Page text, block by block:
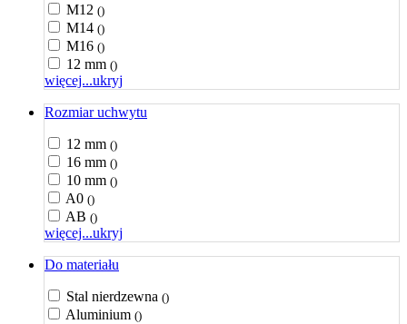
M12 ()
M14 ()
M16 ()
12 mm ()
więcej...ukryj
Rozmiar uchwytu
12 mm ()
16 mm ()
10 mm ()
A0 ()
AB ()
więcej...ukryj
Do materiału
Stal nierdzewna ()
Aluminium ()